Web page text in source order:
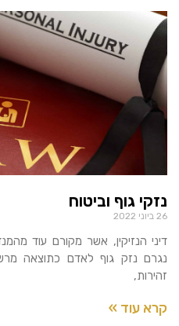
נזקי גוף וביטוח
26 ביוני 2022
דיני הנזיקין, אשר מקורם עוד
נגרם נזק גוף לאדם כתוצאה
זהירות,
קרא עוד »